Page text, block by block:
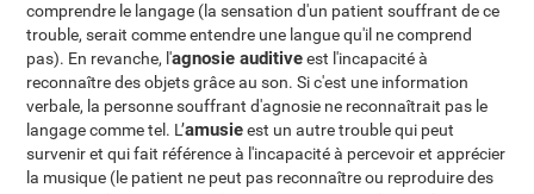
comprendre le langage (la sensation d'un patient souffrant de ce
trouble, serait comme entendre une langue qu'il ne comprend
pas). En revanche, l'agnosie auditiveest l'incapacité à
reconnaître des objets grâce au son. Si c'est une information
verbale, la personne souffrant d'agnosie ne reconnaîtrait pas le
langage comme tel. L’amusieest un autre trouble qui peut
survenir et qui fait référence à l'incapacité à percevoir et apprécier
la musique (le patient ne peut pas reconnaître ou reproduire des